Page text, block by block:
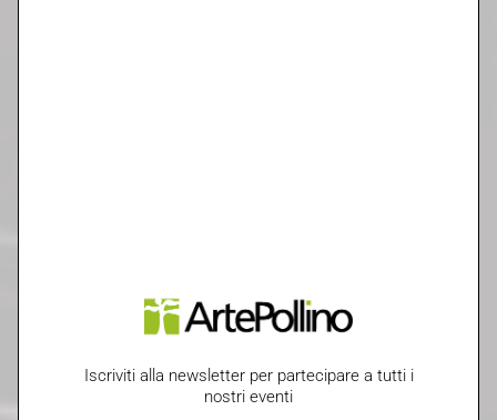
Iscriviti alla newsletter per partecipare a tutti i
nostri eventi